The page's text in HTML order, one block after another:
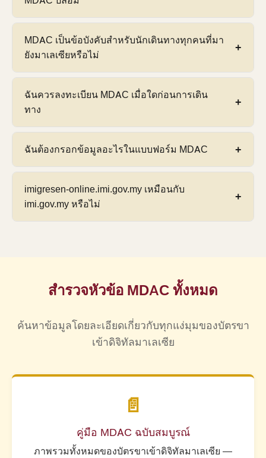
MDAC ใหม่ ไม่ใช่บัญชีใหม่
ไม่จำเป็นต้องมีความรู้ทางเทคนิค การจ่ายเงินให้
บุคคลที่สามหมายถึงการจ่ายเงินสำหรับสิ่งที่เป็นอิสระ
การแบ่งปันรายละเอียดหนังสือเดินทางของคุณกับ
บริการที่ไม่เป็นทางการ และไม่มีการรับประกันว่าการ
ส่งเสร็จสมบูรณ์จริงบนพอร์ทัล JIM อย่างเป็นทางการ
หากคุณจ่ายเงินให้กับเว็บไซต์ MDAC ปลอม คุณอาจมี
การลงทะเบียน MDAC ที่ถูกต้องหรือไม่ก็ได้
imigresen-online.imi.gov.my/mdac/main ก่อนการ
เดินทางของคุณ เพื่อให้แน่ใจว่าคุณมีรหัส QR ที่ออก
โดยรัฐบาลที่ถูกต้อง ติดต่อธนาคารของคุณเพื่อโต้แย้ง
ค่าใช้จ่ายใดๆ หากคุณให้รายละเอียดบัตรเครดิตแก่
Malaysia ของมาเลเซีย (CyberSecurity.my)
MDAC เป็นข้อบังคับสำหรับนักเดินทางทุกคนที่มา
ยังมาเลเซียหรือไม่
MDAC เป็นข้อบังคับสำหรับผู้มาเยือนชาวต่างชาติ
ส่วนใหญ่
ยาวของมาเลเซีย (ใบอนุญาตทำงาน ใบอนุญาต
นักเรียน MM2H) และผู้ถือหนังสือเดินทางทูต ดูหน้า
ข้อยกเว้นและกรณีพิเศษของ MDACของเราสำหรับ
แต่ละหมวดหมู่
ฉันควรลงทะเบียน MDAC เมื่อใดก่อนการเดิน
ทาง
คุณสามารถลงทะเบียนได้สูงสุด 3 วันก่อนวันเดินทาง
ก่อนวันที่คุณประกาศ — คุณไม่สามารถส่งก่อนหน้านี้
ได้ การลงทะเบียนจะต้องเสร็จสิ้นก่อนที่คุณจะมาถึงจุด
ตรวจคนเข้าเมือง ขอแนะนำอย่างยิ่งให้ส่งล่วงหน้า
อย่างน้อย 24 ชั่วโมงในกรณีที่เกิดปัญหาทางเทคนิค
ฉันต้องกรอกข้อมูลอะไรในแบบฟอร์ม MDAC
คุณจะต้องมี:หมายเลขหนังสือเดินทางสัญชาติ ราย
ละเอียดเที่ยวบินหรือการขนส่ง จุดเข้าประเทศ
ย่อยทีละช่องพร้อมเคล็ดลับในการกรอกแบบฟอร์ม
imigresen-online.imi.gov.my เหมือนกับ
imi.gov.my หรือไม่
(Jabatan Imigresen Malaysia) ทั้งสองเป็นโดเมนของ
ทะเบียน MDAC อยู่ที่เส้นทาง /mdac/mainของ
โดเมนย่อย imigresen-online โดยเฉพาะ โดเมนอื่นใด
สำรวจหัวข้อ MDAC ทั้งหมด
ค้นหาข้อมูลโดยละเอียดเกี่ยวกับทุกแง่มุมของบัตรขา
เข้าดิจิทัลมาเลเซีย
📄
คู่มือ MDAC ฉบับสมบูรณ์
ภาพรวมทั้งหมดของบัตรขาเข้าดิจิทัลมาเลเซีย —